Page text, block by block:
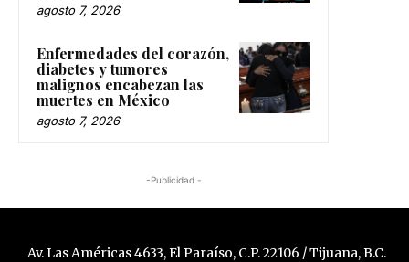
agosto 7, 2026
Enfermedades del corazón,
diabetes y tumores
malignos encabezan las
muertes en México
agosto 7, 2026
-Publicidad -
Av. Las Américas 4633, El Paraíso, C.P. 22106 / Tijuana, B.C.